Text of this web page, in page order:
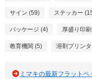
サイン (59) ステッカー
パッケージ (4) 厚盛り印
教育機関 (5) 溶剤プリン
ミマキの最新フラット